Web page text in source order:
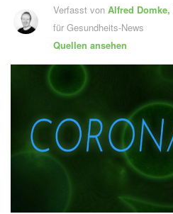
Verfasst vonAlfred Domke,
für Gesundheits-News
Quellen ansehen